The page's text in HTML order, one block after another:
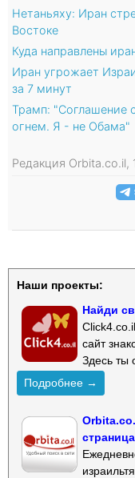
Нетаньяху: Иран
Востоке
Куда направлены
Иран угрожает
за 7 минут
Трамп: "Соглашение
огнем. Я - не Обама"
Редакция Orbita.co.il,
Наши проекты:
Найди
сайт
Здесь ты
Подробнее →
страница